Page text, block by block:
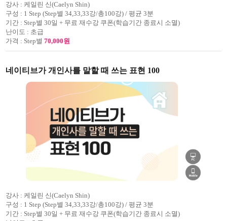
강사 : 케일린 신(Caelyn Shin)
구성 : 1 Step (Step별 34,33,33강/총100강) / 평균 3분
기간 : Step별 30일 + 무료 재수강 쿠폰(학습기간 종료시 소멸)
난이도 : 초급
가격 : Step별 70,000원
네이티브가 개인사를 말할 때 쓰는 표현 100
강사 : 케일린 신(Caelyn Shin)
구성 : 1 Step (Step별 34,33,33강/총100강) / 평균 3분
기간 : Step별 30일 + 무료 재수강 쿠폰(학습기간 종료시 소멸)